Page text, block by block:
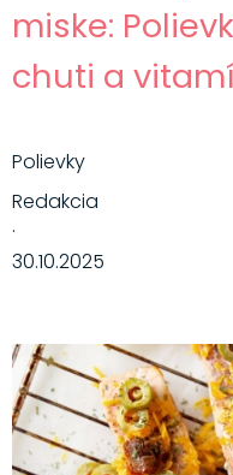
miske:
chuti a
Polievky
Redakcia
·
30.10.2025